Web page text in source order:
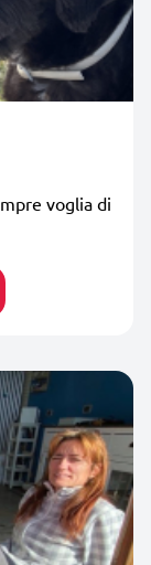
voglia di